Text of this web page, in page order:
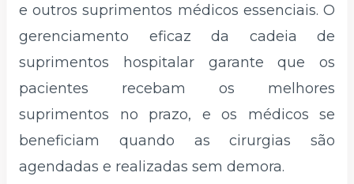
e outros suprimentos médicos essenciais. O
gerenciamento eficaz da cadeia de
suprimentos hospitalar garante que os
pacientes recebam os melhores
suprimentos no prazo, e os médicos se
beneficiam quando as cirurgias são
agendadas e realizadas sem demora.